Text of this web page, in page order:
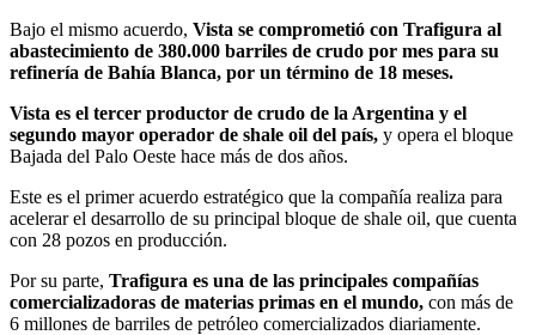
Bajo el mismo acuerdo, Vista se comprometió con Trafigura al
abastecimiento de 380.000 barriles de crudo por mes para su
refinería de Bahía Blanca, por un término de 18 meses.
Vista es el tercer productor de crudo de la Argentina y el
segundo mayor operador de shale oil del país, y opera el bloque
Bajada del Palo Oeste hace más de dos años.
Este es el primer acuerdo estratégico que la compañía realiza para
acelerar el desarrollo de su principal bloque de shale oil, que cuenta
con 28 pozos en producción.
Por su parte, Trafigura es una de las principales compañías
comercializadoras de materias primas en el mundo, con más de
6 millones de barriles de petróleo comercializados diariamente.